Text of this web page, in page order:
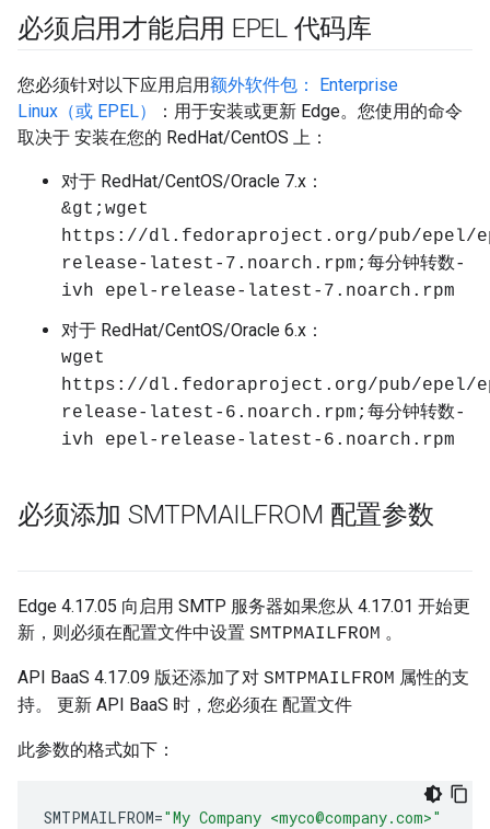
必须启用才能启用 EPEL 代码库
您必须针对以下应用启用额外软件包： Enterprise
Linux（或 EPEL）
：用于安装或更新 Edge。您使用的命令
取决于 安装在您的 RedHat/CentOS 上：
对于 RedHat/CentOS/Oracle 7.x：
&gt;wget
https://dl.fedoraproject.org/pub/epel/
release-latest-7.noarch.rpm;每分钟转数-
ivh epel-release-latest-7.noarch.rpm
对于 RedHat/CentOS/Oracle 6.x：
wget
https://dl.fedoraproject.org/pub/epel/
release-latest-6.noarch.rpm;每分钟转数-
ivh epel-release-latest-6.noarch.rpm
必须添加 SMTPMAILFROM 配置参数
Edge 4.17.05 向启用 SMTP 服务器如果您从 4.17.01 开始更
新，则必须在配置文件中设置 SMTPMAILFROM 。
API BaaS 4.17.09 版还添加了对 SMTPMAILFROM 属性的支
持。 更新 API BaaS 时，您必须在 配置文件
此参数的格式如下：
SMTPMAILFROM="My Company <myco@company.com>"